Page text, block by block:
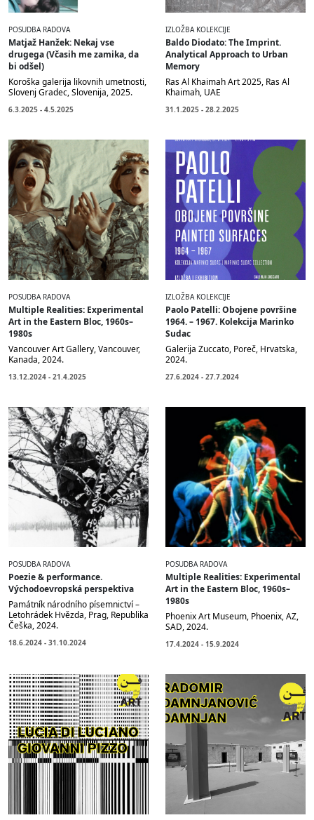
POSUDBA RADOVA
Matjaž Hanžek: Nekaj vse
drugega (Včasih me zamika, da
bi odšel)
Koroška galerija likovnih umetnosti,
Slovenj Gradec, Slovenija, 2025.
6.3.2025 - 4.5.2025
IZLOŽBA KOLEKCIJE
Baldo Diodato: The Imprint.
Analytical Approach to Urban
Memory
Ras Al Khaimah Art 2025, Ras Al
Khaimah, UAE
31.1.2025 - 28.2.2025
POSUDBA RADOVA
Multiple Realities: Experimental
Art in the Eastern Bloc, 1960s–
1980s
Vancouver Art Gallery, Vancouver,
Kanada, 2024.
13.12.2024 - 21.4.2025
IZLOŽBA KOLEKCIJE
Paolo Patelli: Obojene površine
1964. – 1967. Kolekcija Marinko
Sudac
Galerija Zuccato, Poreč, Hrvatska,
2024.
27.6.2024 - 27.7.2024
POSUDBA RADOVA
Poezie & performance.
Východoevropská perspektiva
Památník národního písemnictví –
Letohrádek Hvězda, Prag, Republika
Češka, 2024.
18.6.2024 - 31.10.2024
POSUDBA RADOVA
Multiple Realities: Experimental
Art in the Eastern Bloc, 1960s–
1980s
Phoenix Art Museum, Phoenix, AZ,
SAD, 2024.
17.4.2024 - 15.9.2024